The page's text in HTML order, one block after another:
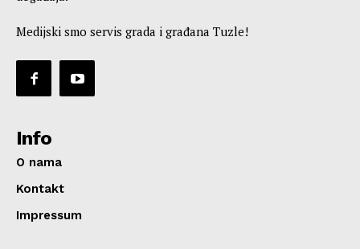
Medijski smo servis grada i građana Tuzle!
Info
O nama
Kontakt
Impressum